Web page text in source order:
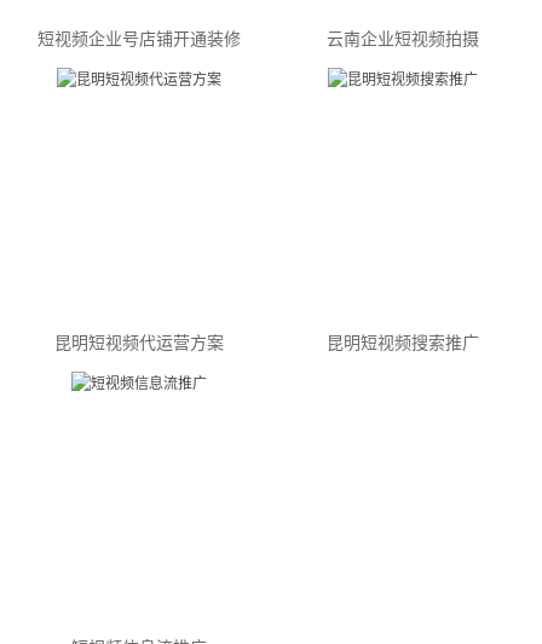
短视频企业号店铺开通装修 云南企业短视频拍摄
昆明短视频代运营方案 昆明短视频搜索推广